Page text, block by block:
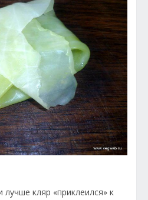
кляр «приклеился» к